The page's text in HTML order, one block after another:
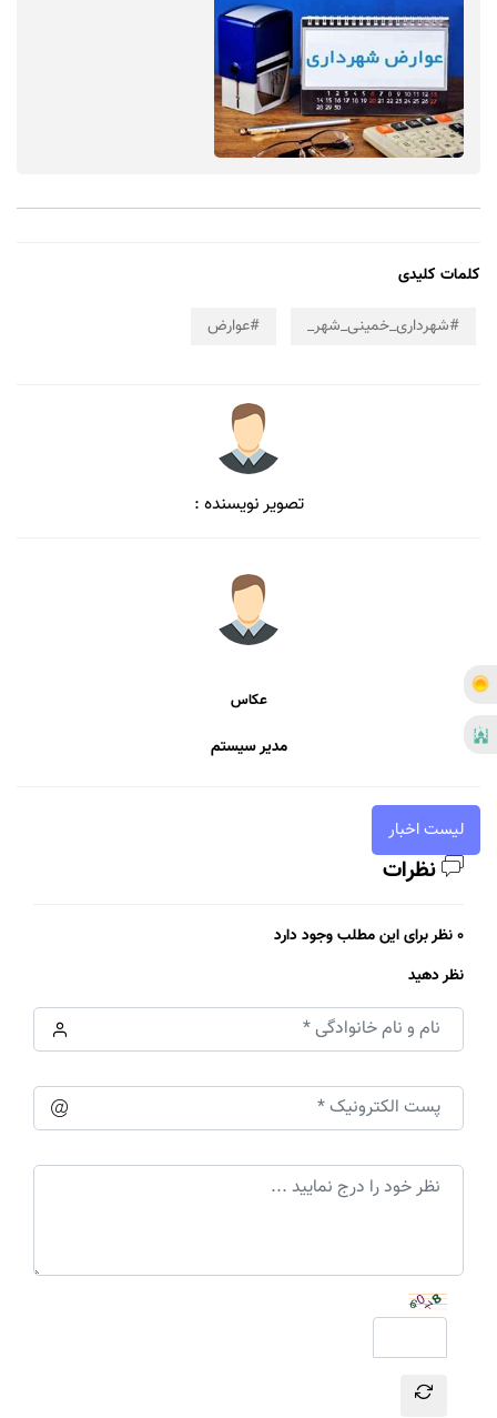
کلمات کلیدی
#شهرداری_خمینی_شهر_ #عوارض
تصویر نویسنده :
عکاس
مدیر سیستم
لیست اخبار
نظرات
0 نظر برای این مطلب وجود دارد
نظر دهید